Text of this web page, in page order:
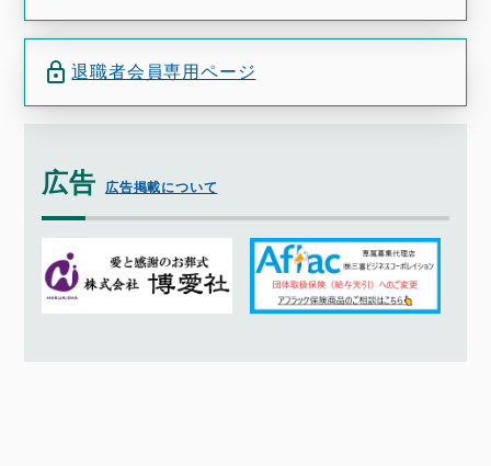
退職者会員専用ページ
広告 広告掲載について